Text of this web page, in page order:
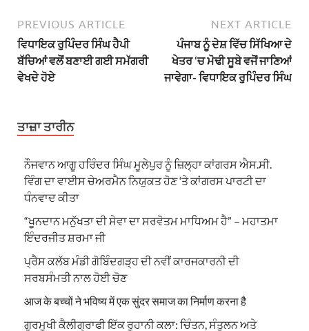
PREVIOUS ARTICLE
ਵਿਧਾਇਕ ਰੁਪਿੰਦਰ ਸਿੰਘ ਹੈਪੀ
ਬੱਚਿਆਂ ਵਲੋਂ ਬਣਾਈ ਗਈ ਸਮੱਗਰੀ
ਵੇਖਦੇ ਹੋਏ
NEXT ARTICLE
ਪੰਜਾਬ ਨੂੰ ਦੇਸ਼ ਵਿੱਚ ਸਿੱਖਿਆ ਦੇ
ਖੇਤਰ ‘ਚ ਮੋਢੀ ਸੂਬੇ ਵਜੋਂ ਜਾਣਿਆਂ
ਜਾਵੇਗਾ- ਵਿਧਾਇਕ ਰੁਪਿੰਦਰ ਸਿੰਘ
ਤਾਜ਼ਾ ਤਾਰੀਨ
ਨੌਜਵਾਨ ਆਗੂ ਹਰਿੰਦਰ ਸਿੰਘ ਮੂਲੇਪੁਰ ਨੂੰ ਜ਼ਿਲ੍ਹਾ ਕਾਂਗਰਸ ਐਸ.ਸੀ.
ਵਿੰਗ ਦਾ ਵਾਈਸ ਚੇਅਰਮੈਨ ਨਿਯੁਕਤ ਹੋਣ ‘ਤੇ ਕਾਂਗਰਸ ਪਾਰਟੀ ਦਾ
ਧੰਨਵਾਦ ਕੀਤਾ
“ਖੂਨਦਾਨ ਮਨੁੱਖਤਾ ਦੀ ਸੇਵਾ ਦਾ ਸਰਵੋਤਮ ਮਾਧਿਅਮ ਹੈ” – ਮਹਾਤਮਾ
ਇੰਦਰਜੀਤ ਸ਼ਰਮਾ ਜੀ
ਪ੍ਰੈਸ ਕਲੱਬ ਮੰਡੀ ਗੋਬਿੰਦਗੜ੍ਹ ਦੀ ਨਵੀਂ ਕਾਰਜਕਾਰਨੀ ਦੀ
ਸਰਬਸੰਮਤੀ ਨਾਲ ਹੋਈ ਚੋਣ
आज के बच्चों ने भविष्य में एक सुंदर समाज का निर्माण करना है
ਗੁਰਮੁਖੀ ਕੈਲੀਗ੍ਰਾਫੀ ਇੱਕ ਰੂਹਾਨੀ ਕਲਾ: ਚਿੰਤਨ, ਸੰਤੁਲਨ ਅਤੇ